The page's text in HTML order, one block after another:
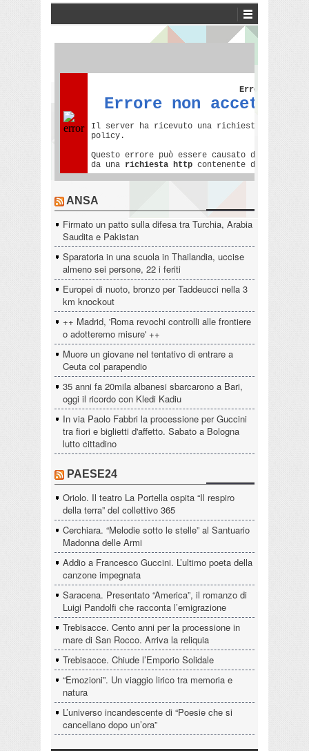
ANSA
Firmato un patto sulla difesa tra Turchia, Arabia
Saudita e Pakistan
Sparatoria in una scuola in Thailandia, uccise
almeno sei persone, 22 i feriti
Europei di nuoto, bronzo per Taddeucci nella 3
km knockout
++ Madrid, 'Roma revochi controlli alle frontiere
o adotteremo misure' ++
Muore un giovane nel tentativo di entrare a
Ceuta col parapendio
35 anni fa 20mila albanesi sbarcarono a Bari,
oggi il ricordo con Kledi Kadiu
In via Paolo Fabbri la processione per Guccini
tra fiori e biglietti d'affetto. Sabato a Bologna
lutto cittadino
PAESE24
Oriolo. Il teatro La Portella ospita “Il respiro
della terra” del collettivo 365
Cerchiara. “Melodie sotto le stelle” al Santuario
Madonna delle Armi
Addio a Francesco Guccini. L’ultimo poeta della
canzone impegnata
Saracena. Presentato “America”, il romanzo di
Luigi Pandolfi che racconta l’emigrazione
Trebisacce. Cento anni per la processione in
mare di San Rocco. Arriva la reliquia
Trebisacce. Chiude l’Emporio Solidale
“Emozioni”. Un viaggio lirico tra memoria e
natura
L’universo incandescente di “Poesie che si
cancellano dopo un’ora”